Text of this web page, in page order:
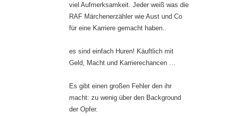
viel Aufmerksamkeit. Jeder weiß was die
RAF Märchenerzähler wie Aust und Co
für eine Karriere gemacht haben..
es sind einfach Huren! Käuftlich mit
Geld, Macht und Karrierechancen …
Es gibt einen großen Fehler den ihr
macht: zu wenig über den Background
der Opfer.